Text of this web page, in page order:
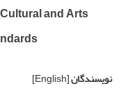
and Arts
نویسندگان[English]